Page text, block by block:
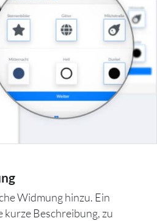
Widmung hinzu. Ein
kurze Beschreibung, zu